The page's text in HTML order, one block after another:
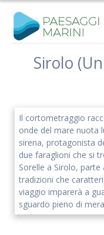
Iscriviti
Sirolo
Il cortometraggio
onde del mare nuota
sirena, protagonista
due faraglioni che si
Sorelle a Sirolo,
tradizioni che
viaggio imparerà a
sguardo pieno di